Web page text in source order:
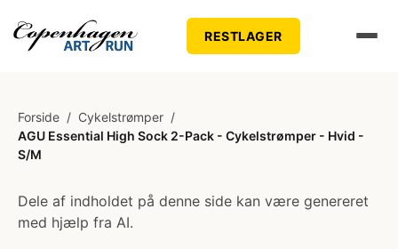
RESTLAGER
Forside / Cykelstrømper /
AGU Essential High Sock 2-Pack - Cykelstrømper - Hvid -
S/M
Dele af indholdet på denne side kan være genereret
med hjælp fra AI.